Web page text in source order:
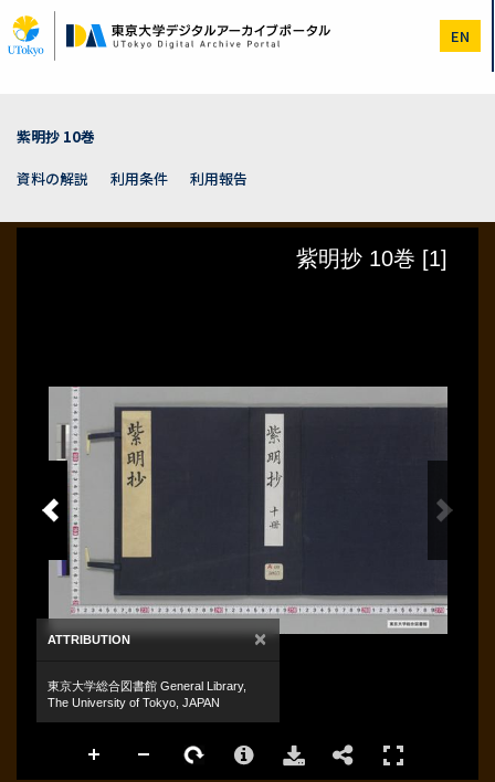
イ
ン
EN
紫明抄 10巻
資料の解説
利用条件 利用報告